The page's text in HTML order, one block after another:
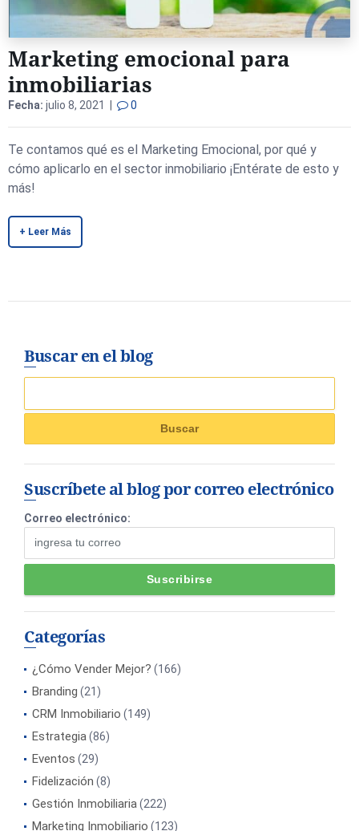
Marketing emocional para
inmobiliarias
Fecha: julio 8, 2021 | 0
Te contamos qué es el Marketing Emocional, por qué y
cómo aplicarlo en el sector inmobiliario ¡Entérate de esto y
más!
+ Leer Más
Buscar en el blog
Suscríbete al blog por correo electrónico
Correo electrónico:
Categorías
¿Cómo Vender Mejor? (166)
Branding (21)
CRM Inmobiliario (149)
Estrategia(86)
Eventos (29)
Fidelización (8)
Gestión Inmobiliaria(222)
Marketing Inmobiliario (123)